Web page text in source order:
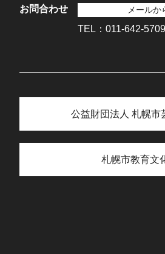
お問合わせ メールか
TEL：011-642-5709
公益財団法人 札幌市
札幌市教育文